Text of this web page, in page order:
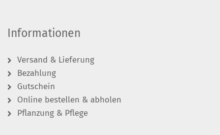
Informationen
Versand & Lieferung
Bezahlung
Gutschein
Online bestellen & abholen
Pflanzung & Pflege